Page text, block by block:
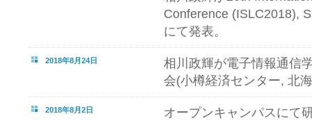
Conference (ISLC2018),
にて発表。
2018年8月24日
相川政輝が電子情報通信
会(小樽経済センター, 北
2018年8月2日 オープンキャンパスにて